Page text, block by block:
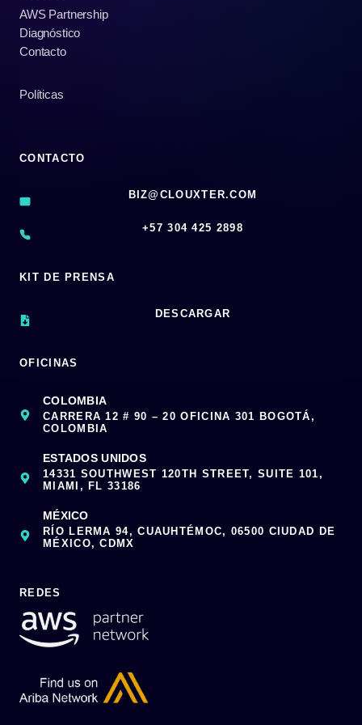
AWS Partnership
Diagnóstico
Contacto
Políticas
CONTACTO
BIZ@CLOUXTER.COM
‪+57 304 425 2898
KIT DE PRENSA
DESCARGAR
OFICINAS
COLOMBIA
CARRERA 12 # 90 – 20 OFICINA 301 BOGOTÁ,
COLOMBIA
ESTADOS UNIDOS
14331 SOUTHWEST 120TH STREET, SUITE 101,
MIAMI, FL 33186
MÉXICO
RÍO LERMA 94, CUAUHTÉMOC, 06500 CIUDAD DE
MÉXICO, CDMX
REDES